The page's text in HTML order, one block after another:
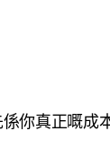
係你真正嘅成